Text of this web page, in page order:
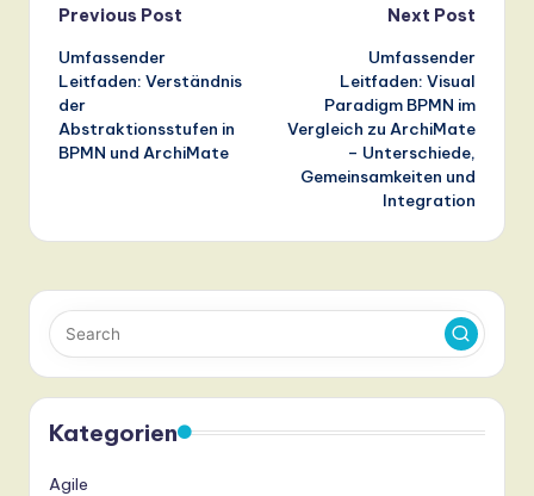
Post
navigation
Previous Post
Umfassender
Leitfaden: Verständnis
der
Abstraktionsstufen in
BPMN und ArchiMate
Next Post
Umfassender
Leitfaden: Visual
Paradigm BPMN im
Vergleich zu ArchiMate
– Unterschiede,
Gemeinsamkeiten und
Integration
Kategorien
Agile